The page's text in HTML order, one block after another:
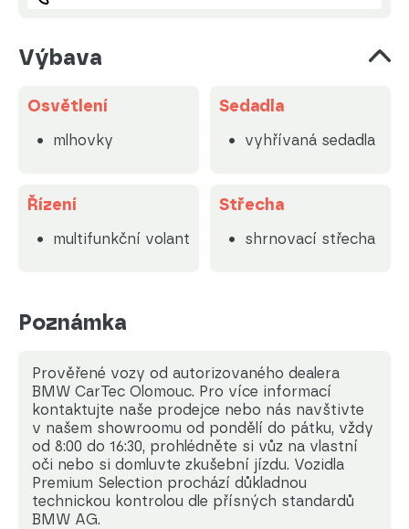
Výbava
Osvětlení
mlhovky
Řízení
multifunkční volant
Sedadla
vyhřívaná sedadla
Střecha
shrnovací střecha
Poznámka
Prověřené vozy od autorizovaného dealera
BMW CarTec Olomouc. Pro více informací
kontaktujte naše prodejce nebo nás navštivte
v našem showroomu od pondělí do pátku, vždy
od 8:00 do 16:30, prohlédněte si vůz na vlastní
oči nebo si domluvte zkušební jízdu. Vozidla
Premium Selection prochází důkladnou
technickou kontrolou dle přísných standardů
BMW AG.